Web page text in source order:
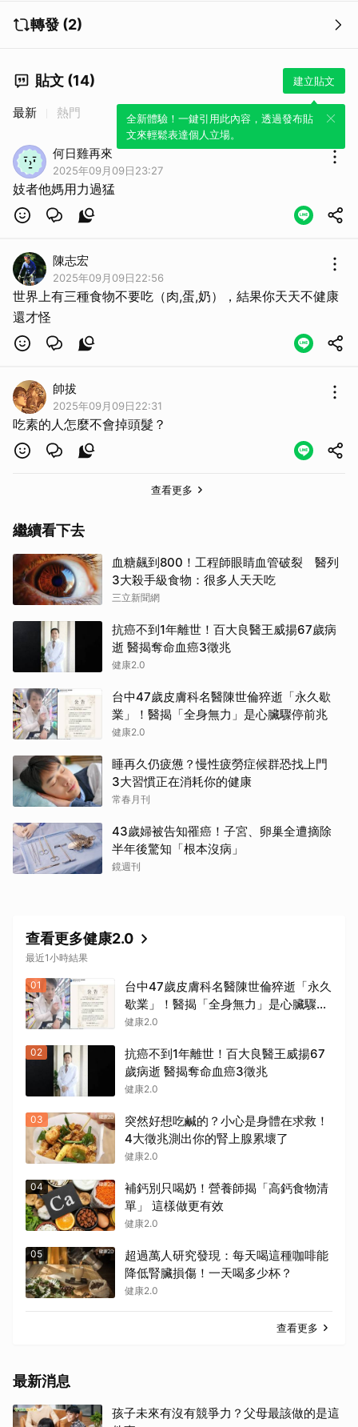
轉發 (2)
貼文 (14) 建立貼文
全新體驗！一鍵引用此內容，透過發布貼
文來輕鬆表達個人立場。
最新 熱門
何日雞再來
2025年09月09日23:27
妓者他媽用力過猛
陳志宏
2025年09月09日22:56
世界上有三種食物不要吃（肉,蛋,奶），結果你天天不健康
還才怪
帥拔
2025年09月09日22:31
吃素的人怎麼不會掉頭髮？
查看更多
繼續看下去
血糖飆到800！工程師眼睛血管破裂 醫列
3大殺手級食物：很多人天天吃
三立新聞網
抗癌不到1年離世！百大良醫王威揚67歲病
逝 醫揭奪命血癌3徵兆
健康2.0
台中47歲皮膚科名醫陳世倫猝逝「永久歇
業」！醫揭「全身無力」是心臟驟停前兆
健康2.0
睡再久仍疲憊？慢性疲勞症候群恐找上門
3大習慣正在消耗你的健康
常春月刊
43歲婦被告知罹癌！子宮、卵巢全遭摘除
半年後驚知「根本沒病」
鏡週刊
查看更多健康2.0
最近1小時結果
01
台中47歲皮膚科名醫陳世倫猝逝「永久
歇業」！醫揭「全身無力」是心臟驟停
前兆
健康2.0
02
抗癌不到1年離世！百大良醫王威揚67
歲病逝 醫揭奪命血癌3徵兆
健康2.0
03
突然好想吃鹹的？小心是身體在求救！
4大徵兆測出你的腎上腺累壞了
健康2.0
04
補鈣別只喝奶！營養師揭「高鈣食物清
單」 這樣做更有效
健康2.0
05
超過萬人研究發現：每天喝這種咖啡能
降低腎臟損傷！一天喝多少杯？
健康2.0
查看更多
最新消息
孩子未來有沒有競爭力？父母最該做的是這